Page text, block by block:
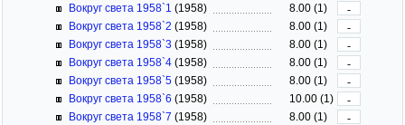
Вокруг света 1958`1 (1958) 8.00 (1)
-
Вокруг света 1958`2 (1958) 8.00 (1)
-
Вокруг света 1958`3 (1958) 8.00 (1)
-
Вокруг света 1958`4 (1958) 8.00 (1)
-
Вокруг света 1958`5 (1958) 8.00 (1)
-
Вокруг света 1958`6 (1958) 10.00 (1)
-
Вокруг света 1958`7 (1958) 8.00 (1)
-